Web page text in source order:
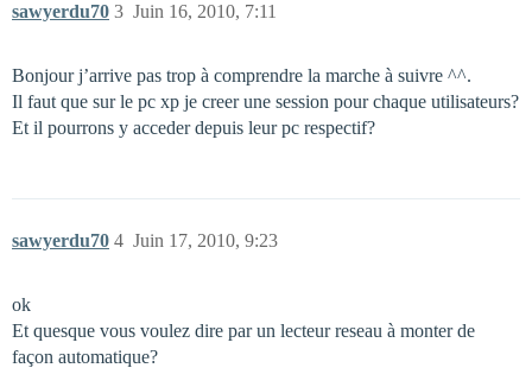
sawyerdu70 Juin 16, 2010, 7:11
3
Bonjour j’arrive pas trop à comprendre la marche à suivre ^^.
Il faut que sur le pc xp je creer une session pour chaque utilisateurs?
Et il pourrons y acceder depuis leur pc respectif?
sawyerdu70 Juin 17, 2010, 9:23
4
ok
Et quesque vous voulez dire par un lecteur reseau à monter de
façon automatique?